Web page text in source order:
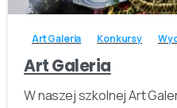
Art Galeria Konkursy
Art Galeria
W naszej szkolnej Art